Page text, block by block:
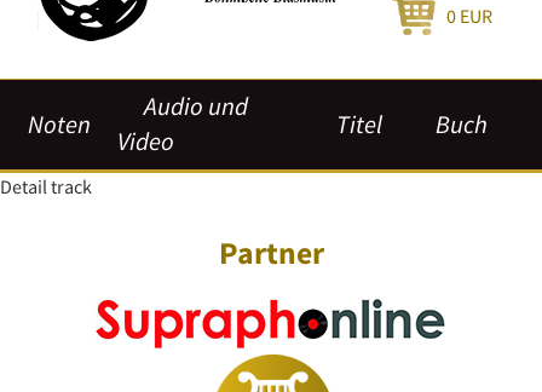
0 EUR
Noten
Audio und
Video
Titel Buch
Detail track
Partner